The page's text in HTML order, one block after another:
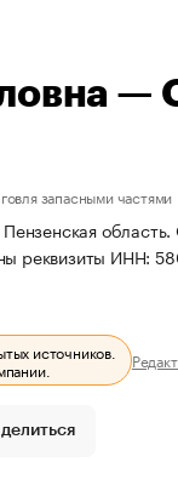
запасными частями
область.
реквизиты ИНН:
источников.